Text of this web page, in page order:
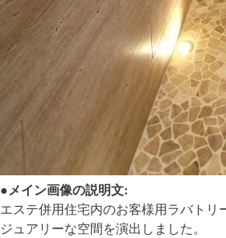
●メイン画像の説明文:
エステ併用住宅内のお客様用ラバト
ジュアリーな空間を演出しました。